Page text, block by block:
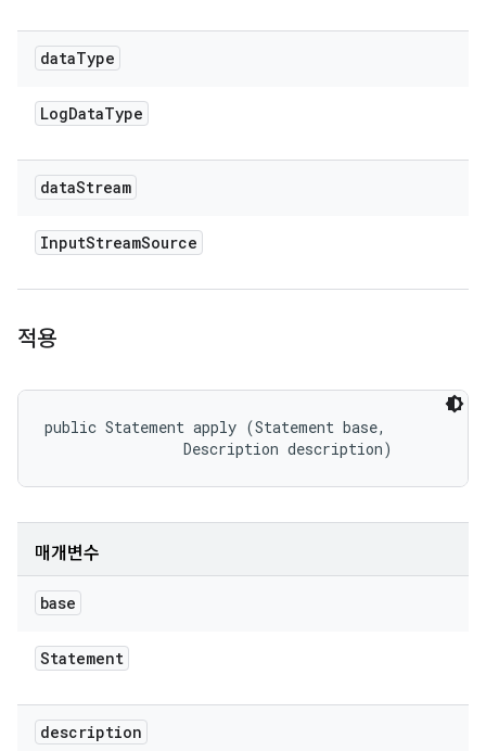
dataType
LogDataType
dataStream
InputStreamSource
적용
public Statement apply (Statement base,
                Description description)
매개변수
base
Statement
description